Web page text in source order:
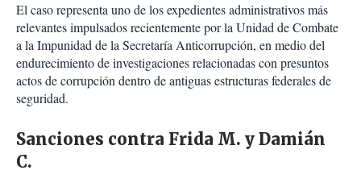
El caso representa uno de los expedientes administrativos más
relevantes impulsados recientemente por la Unidad de Combate
a la Impunidad de la Secretaría Anticorrupción, en medio del
endurecimiento de investigaciones relacionadas con presuntos
actos de corrupción dentro de antiguas estructuras federales de
seguridad.
Sanciones contra Frida M. y Damián
C.